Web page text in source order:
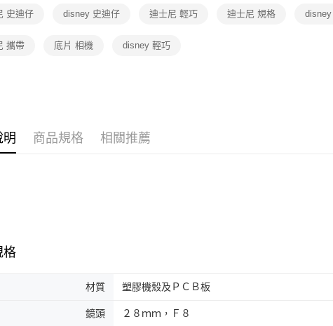
史迪仔 disney 史迪仔 迪士尼 輕巧 迪士尼 規格
攜帶 底片 相機 disney 輕巧
明 商品規格 相關推薦
格
材質 塑膠機殼及ＰＣＢ板
鏡頭 ２８ｍｍ，Ｆ８